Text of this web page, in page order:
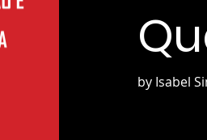
by Isabel